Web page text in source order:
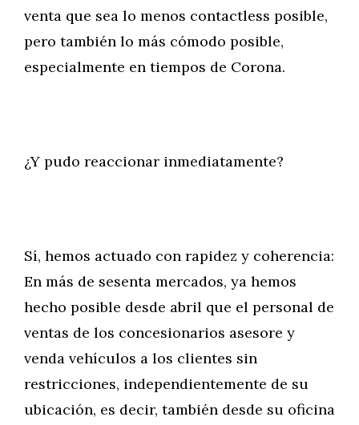
venta que sea lo menos contactless posible,
pero también lo más cómodo posible,
especialmente en tiempos de Corona.
¿Y pudo reaccionar inmediatamente?
Sí, hemos actuado con rapidez y coherencia:
En más de sesenta mercados, ya hemos
hecho posible desde abril que el personal de
ventas de los concesionarios asesore y
venda vehículos a los clientes sin
restricciones, independientemente de su
ubicación, es decir, también desde su oficina